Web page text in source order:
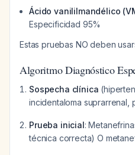
Ácido vanililmandélico
Especificidad 95%
Estas pruebas NO deben
Algoritmo Diagnóstico
Sospecha clínica
incidentaloma suprarrenal,
Prueba inicial:
técnica correcta) O